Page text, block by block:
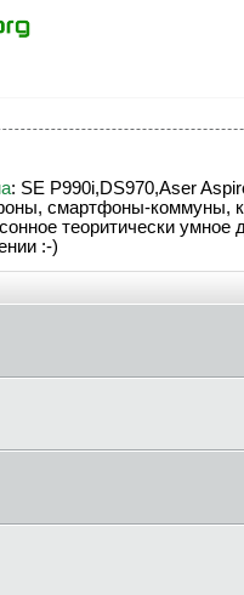
: SE Р990i,DS970,Aser
смартфоны-коммуны,
теоритически
:-)